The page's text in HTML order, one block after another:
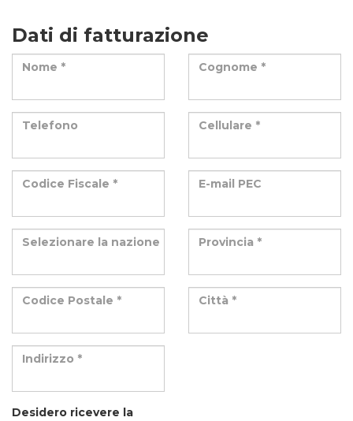
Dati di fatturazione
Nome * Cognome *
Telefono Cellulare *
Codice Fiscale * E-mail PEC
Selezionare la nazione Provincia *
Codice Postale * Città *
Indirizzo *
Desidero ricevere la